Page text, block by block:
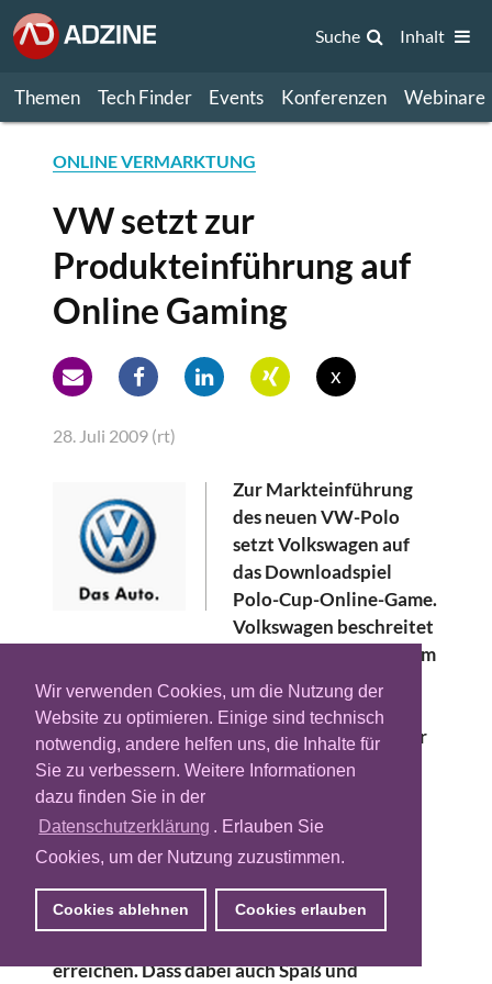
Wir verwenden Cookies, um die Nutzung der
Website zu optimieren. Einige sind technisch
notwendig, andere helfen uns, die Inhalte für
Sie zu verbessern. Weitere Informationen
dazu finden Sie in der
Datenschutzerklärung . Erlauben Sie
Cookies, um der Nutzung zuzustimmen.
Cookies ablehnen Cookies erlauben
Themen Tech Finder Events Konferenzen Webinare
Suche Inhalt
ONLINE VERMARKTUNG
VW setzt zur
Produkteinführung auf
Online Gaming
x
28. Juli 2009 (rt)
Zur Markteinführung
des neuen VW-Polo
setzt Volkswagen auf
das Downloadspiel
Polo-Cup-Online-Game.
Volkswagen beschreitet
somit erstmals in Slovenien und Österreich im
Rahmen der Polo Markteinführung neue
Wege im digitalen Mitmachweb und hat
gemeinsam mit dem Online-Game-Hersteller
Greentube den "Polo Cup" entwickelt.
Im Gegensatz zu herkömmlichen
Autorennspielen gewinnt beim Polo Cup
nicht einfach der schnellste Teilnehmer. Es
geht darum, mit geringstem Verbrauch
möglichst schnell ins Ziel zu kommen – und
erreichen. Dass dabei auch Spaß und